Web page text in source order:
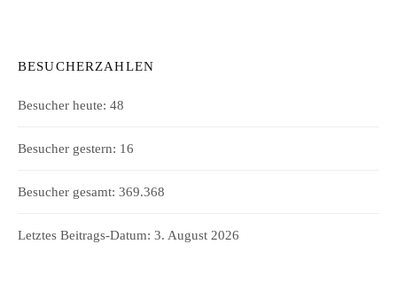
BESUCHERZAHLEN
Besucher heute: 48
Besucher gestern: 16
Besucher gesamt: 369.368
Letztes Beitrags-Datum: 3. August 2026